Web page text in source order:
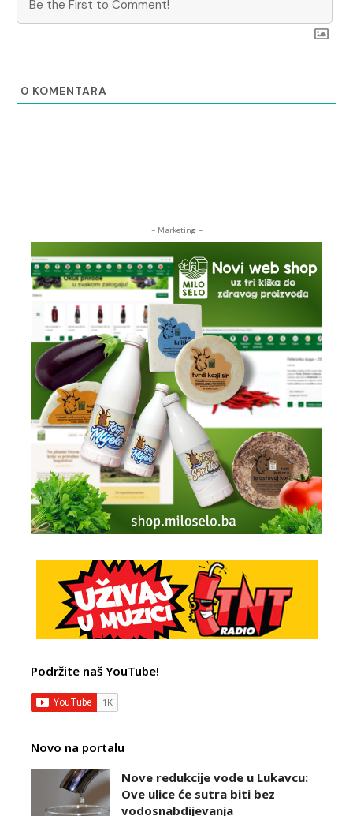
0 KOMENTARA
- Marketing -
Podržite naš YouTube!
Novo na portalu
Nove redukcije vode u Lukavcu:
Ove ulice će sutra biti bez
vodosnabdijevanja